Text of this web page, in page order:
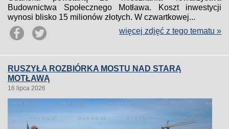
Budownictwa Społecznego Motława. Koszt inwestycji
wynosi blisko 15 milionów złotych. W czwartkowej...
więcej zdjęć z tego tematu »
RUSZYŁA ROZBIÓRKA MOSTU NAD STARĄ
MOTŁAWĄ
16 lipca 2026